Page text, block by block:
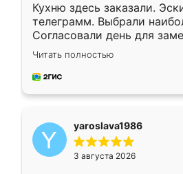
Кухню здесь заказали.
телеграмм. Выбрали
Согласовали день для
недели кухня была уже
довольны работой.
мебель за качественную
Читать полностью
yaroslava1986
3 августа 2026